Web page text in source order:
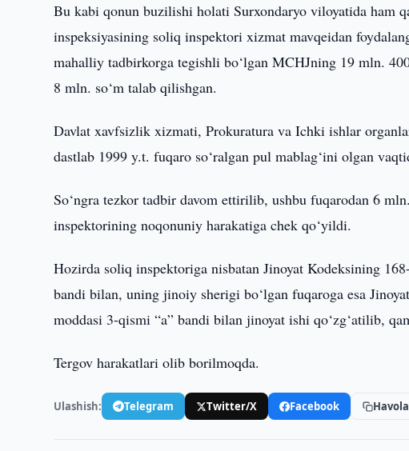
Bu kabi qonun buzilishi holati Surxondaryo viloyatida ham
inspeksiyasining soliq inspektori xizmat mavqeidan
mahalliy tadbirkorga tegishli bo‘lgan MCHJning 19 mln.
8 mln. so‘m talab qilishgan.
Davlat xavfsizlik xizmati, Prokuratura va Ichki ishlar
dastlab 1999 y.t. fuqaro so‘ralgan pul mablag‘ini olgan
So‘ngra tezkor tadbir davom ettirilib, ushbu fuqarodan 6
inspektorining noqonuniy harakatiga chek qo‘yildi.
Hozirda soliq inspektoriga nisbatan Jinoyat Kodeksining
bandi bilan, uning jinoiy sherigi bo‘lgan fuqaroga esa
moddasi 3-qismi “a” bandi bilan jinoyat ishi qo‘zg‘atilib,
Tergov harakatlari olib borilmoqda.
Ulashish: Telegram Twitter/X Facebook